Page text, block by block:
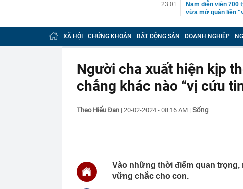
23:01
Nam diễn viên 700
vừa mở quán liền
22:59
Bật điều hòa ngủ,
một nửa: Bác sĩ
22:53
Quang Hùng
22:42
Cảnh báo các ứng
dùng
Đây mới là cái tên
Nghiên cứu thí
- Cao Bồ
Cưỡng chế 6 nhà
22:17
Lai?
XÃ HỘI CHỨNG KHOÁN BẤT ĐỘNG SẢN DOANH NGHIỆP
Người cha xuất hiện kịp
chẳng khác nào “vị cứu
Theo Hiểu Đan | 20-02-2024 - 08:16 AM | Sống
Vào những thời điểm quan
vững chắc cho con.